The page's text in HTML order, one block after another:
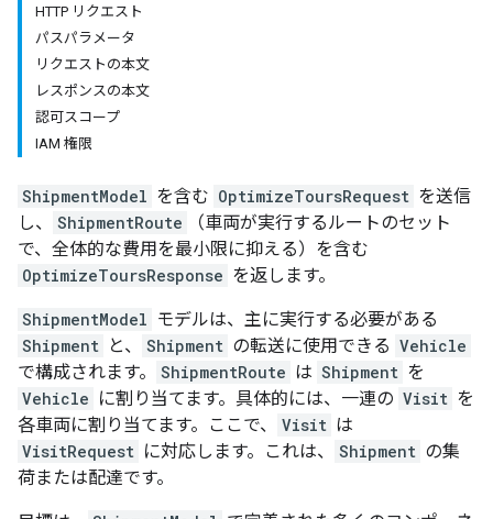
HTTP リクエスト
パスパラメータ
リクエストの本文
レスポンスの本文
認可スコープ
IAM 権限
ShipmentModel を含む OptimizeToursRequest を送信
し、
ShipmentRoute
（車両が実行するルートのセット
で、全体的な費用を最小限に抑える）を含む
OptimizeToursResponse を返します。
ShipmentModel モデルは、主に実行する必要がある
Shipment と、 Shipment の転送に使用できる Vehicle
で構成されます。
ShipmentRoute は Shipment を
Vehicle に割り当てます。具体的には、一連の Visit を
各車両に割り当てます。ここで、
Visit は
VisitRequest に対応します。これは、 Shipment の集
荷または配達です。